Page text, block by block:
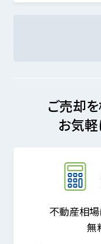
ご売却
お気軽
不動産相場
無